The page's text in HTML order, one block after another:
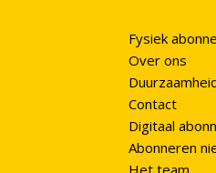
Fysiek
Over ons
Contact
Digitaal
Abonneren